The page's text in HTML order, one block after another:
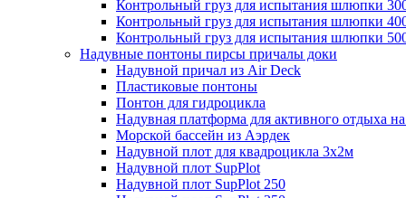
Контрольный груз для испытания шлюпки
Контрольный груз для испытания шлюпки
Контрольный груз для испытания шлюпки
Надувные понтоны пирсы причалы доки
Надувной причал из Air Deck
Пластиковые понтоны
Понтон для гидроцикла
Надувная платформа для активного отдыха
Морской бассейн из Аэрдек
Надувной плот для квадроцикла 3х2м
Надувной плот SupPlot
Надувной плот SupPlot 250